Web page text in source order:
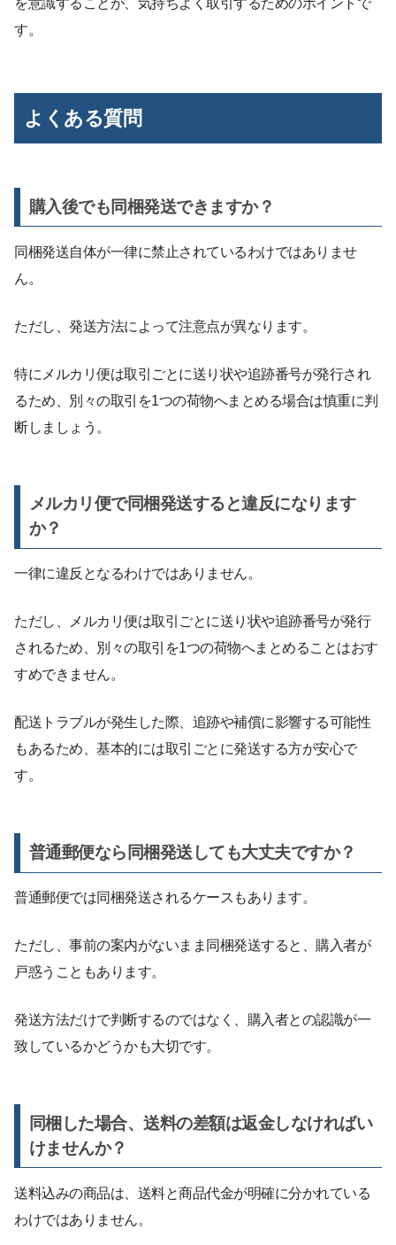
す。
よくある質問
購入後でも同梱発送できますか？
同梱発送自体が一律に禁止されているわけではありませ
ん。
ただし、発送方法によって注意点が異なります。
特にメルカリ便は取引ごとに送り状や追跡番号が発行され
るため、別々の取引を1つの荷物へまとめる場合は慎重に判
断しましょう。
メルカリ便で同梱発送すると違反になります
か？
一律に違反となるわけではありません。
ただし、メルカリ便は取引ごとに送り状や追跡番号が発行
されるため、別々の取引を1つの荷物へまとめることはおす
すめできません。
配送トラブルが発生した際、追跡や補償に影響する可能性
もあるため、基本的には取引ごとに発送する方が安心で
す。
普通郵便なら同梱発送しても大丈夫ですか？
普通郵便では同梱発送されるケースもあります。
ただし、事前の案内がないまま同梱発送すると、購入者が
戸惑うこともあります。
発送方法だけで判断するのではなく、購入者との認識が一
致しているかどうかも大切です。
同梱した場合、送料の差額は返金しなければい
けませんか？
送料込みの商品は、送料と商品代金が明確に分かれている
わけではありません。